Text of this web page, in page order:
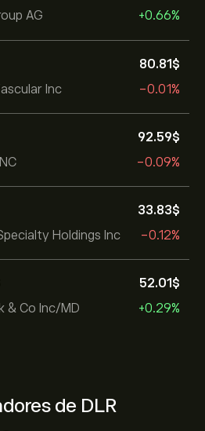
AG
+0.66%
Inc
80.81‎$‎
-0.01%
92.59‎$‎
-0.09%
Holdings Inc
33.83‎$‎
-0.12%
& Co Inc/MD
52.01‎$‎
+0.29%
de DLR